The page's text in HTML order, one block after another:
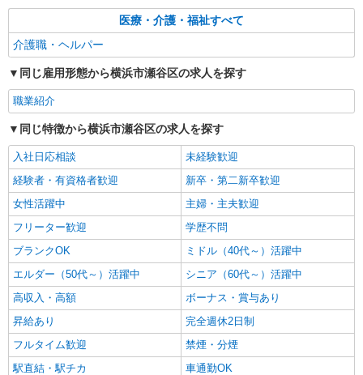
株式会社トラストグロース 新宿本社 第2営業部
グループホームでの介護士
る
キープ
職業紹介
株式会社kotrio /●YK-S-1851041
瀬谷駅◆就労支援員募集！見守りやフォローな
【正社員】月給240,000〜400,000円 ・基本
給：200,000円〜220,000円 ・資格手当：10,000〜
30,000円 ・役職手当：10,000〜70,000円 ・処遇改
善手当：20,000〜60,000円（勤続年数、保有資格
により変動） ・固定残業手当：20,000円（10時
間） ※固定残業時間を超過する場合には超過勤務
手当として別途支給 ・夜勤手当：10,000円/1回
（上記給与とは別に支給） 下記資格をお持ちの方
歓迎 ・認知症介護基礎研修 ・初任者研修 ・実務
者研修 ・介護福祉士 など
横浜市瀬谷区瀬谷
詳細を見る
医療・介護・福祉すべて
介護職・ヘルパー
同じ雇用形態から横浜市瀬谷区の求人を探す
職業紹介
同じ特徴から横浜市瀬谷区の求人を探す
入社日応相談
未経験歓迎
経験者・有資格者歓迎
新卒・第二新卒歓迎
女性活躍中
主婦・主夫歓迎
フリーター歓迎
学歴不問
ブランクOK
ミドル（40代～）活躍中
エルダー（50代～）活躍中
シニア（60代～）活躍中
高収入・高額
ボーナス・賞与あり
昇給あり
完全週休2日制
フルタイム歓迎
禁煙・分煙
駅直結・駅チカ
車通勤OK